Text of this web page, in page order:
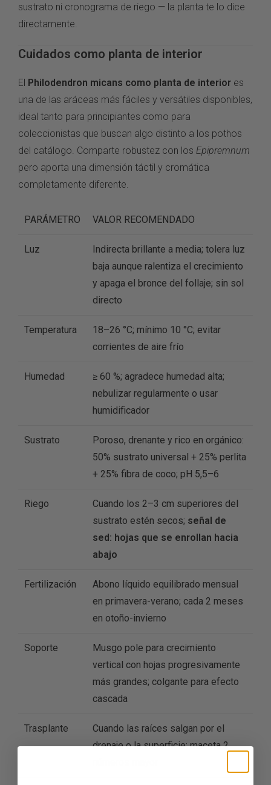
sustrato ni cronograma de riego — la planta te lo dice
directamente.
Cuidados como planta de interior
El Philodendron micans como planta de interior es
una de las aráceas más fáciles y versátiles disponibles,
ideal tanto para principiantes como para
coleccionistas que buscan algo distinto a los pothos
del catálogo. Comparte robustez con los Epipremnum
pero aporta una dimensión táctil y cromática
completamente diferente.
PARÁMETRO VALOR RECOMENDADO
Luz
Indirecta brillante a media; tolera luz
baja aunque ralentiza el crecimiento
y apaga el bronce del follaje; sin sol
directo
Temperatura
18–26 °C; mínimo 10 °C; evitar
corrientes de aire frío
Humedad
≥ 60 %; agradece humedad alta;
nebulizar regularmente o usar
humidificador
Sustrato
Poroso, drenante y rico en orgánico:
50% sustrato universal + 25% perlita
+ 25% fibra de coco; pH 5,5–6
Riego
Cuando los 2–3 cm superiores del
sustrato estén secos; señal de
sed: hojas que se enrollan hacia
abajo
Fertilización
Abono líquido equilibrado mensual
en primavera-verano; cada 2 meses
en otoño-invierno
Soporte
Musgo pole para crecimiento
vertical con hojas progresivamente
más grandes; colgante para efecto
cascada
Trasplante
Cuando las raíces salgan por el
drenaje o la superficie; maceta 2